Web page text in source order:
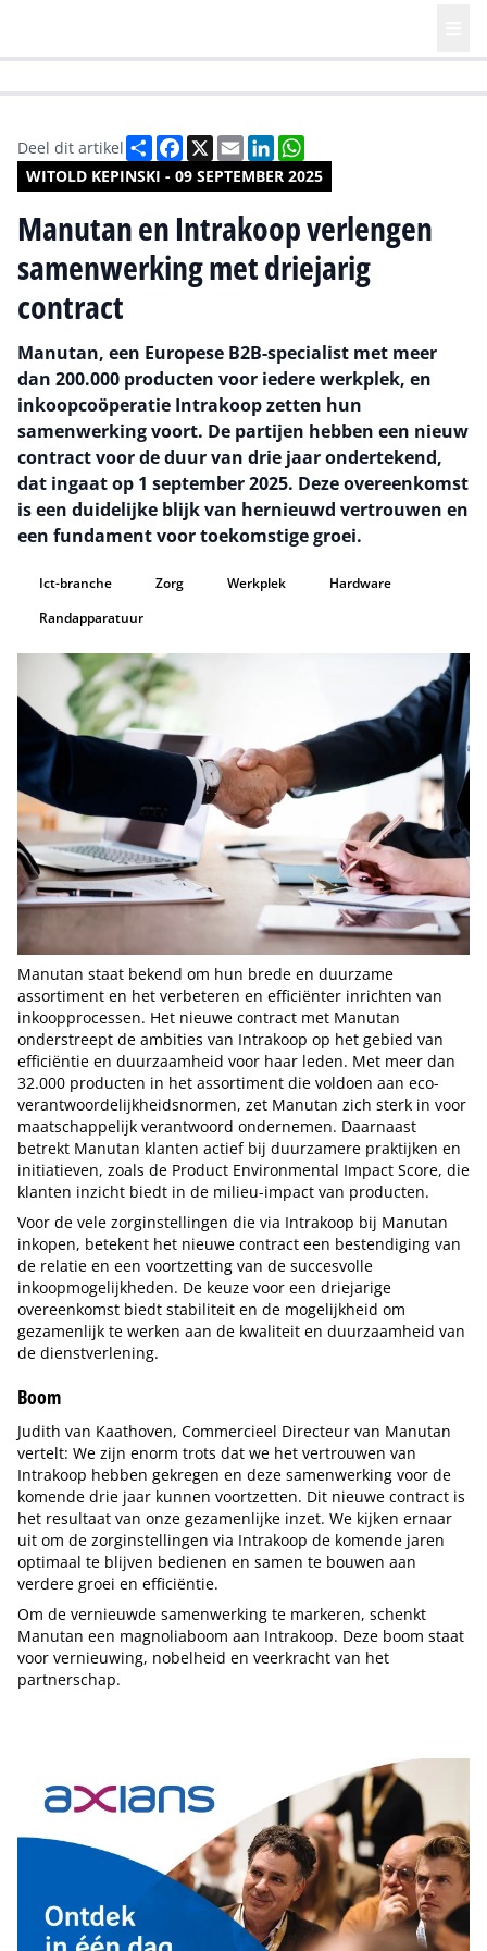
WITOLD KEPINSKI - 09 SEPTEMBER 2025
Deel dit artikel DeelFacebook
X EmailLinkedIn
Manutan en Intrakoop verlengen
samenwerking met driejarig
contract
Manutan, een Europese B2B-specialist met meer
dan 200.000 producten voor iedere werkplek, en
inkoopcoöperatie Intrakoop zetten hun
samenwerking voort. De partijen hebben een nieuw
contract voor de duur van drie jaar ondertekend,
dat ingaat op 1 september 2025. Deze overeenkomst
is een duidelijke blijk van hernieuwd vertrouwen en
een fundament voor toekomstige groei.
Ict-branche Zorg Werkplek
Hardware
Randapparatuur
Manutan staat bekend om hun brede en duurzame
assortiment en het verbeteren en efficiënter inrichten van
inkoopprocessen. Het nieuwe contract met Manutan
onderstreept de ambities van Intrakoop op het gebied van
efficiëntie en duurzaamheid voor haar leden. Met meer dan
32.000 producten in het assortiment die voldoen aan eco-
verantwoordelijkheidsnormen, zet Manutan zich sterk in voor
maatschappelijk verantwoord ondernemen. Daarnaast
betrekt Manutan klanten actief bij duurzamere praktijken en
initiatieven, zoals de Product Environmental Impact Score, die
klanten inzicht biedt in de milieu-impact van producten.
Voor de vele zorginstellingen die via Intrakoop bij Manutan
inkopen, betekent het nieuwe contract een bestendiging van
de relatie en een voortzetting van de succesvolle
inkoopmogelijkheden. De keuze voor een driejarige
overeenkomst biedt stabiliteit en de mogelijkheid om
gezamenlijk te werken aan de kwaliteit en duurzaamheid van
de dienstverlening.
Boom
Judith van Kaathoven, Commercieel Directeur van Manutan
vertelt: We zijn enorm trots dat we het vertrouwen van
Intrakoop hebben gekregen en deze samenwerking voor de
komende drie jaar kunnen voortzetten. Dit nieuwe contract is
het resultaat van onze gezamenlijke inzet. We kijken ernaar
uit om de zorginstellingen via Intrakoop de komende jaren
optimaal te blijven bedienen en samen te bouwen aan
verdere groei en efficiëntie.
Om de vernieuwde samenwerking te markeren, schenkt
Manutan een magnoliaboom aan Intrakoop. Deze boom staat
voor vernieuwing, nobelheid en veerkracht van het
partnerschap.